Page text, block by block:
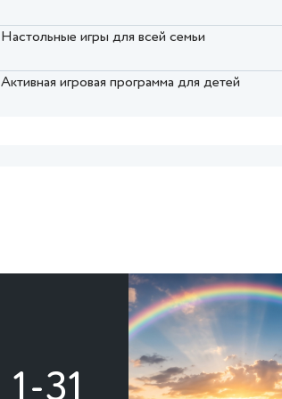
Настольные игры для всей семьи
Активная игровая программа для детей
1-31